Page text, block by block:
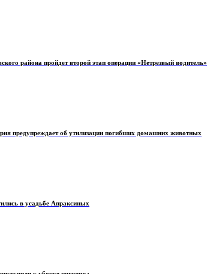
района пройдет второй этап операции «Нетрезвый водитель»
предупреждает об утилизации погибших домашних животных
в усадьбе Апраксиных